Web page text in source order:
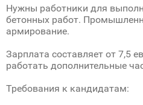
Нужны работники для
бетонных работ.
армирование.
Зарплата составляет от 7,5
работать дополнительные
Требования к кандидатам: